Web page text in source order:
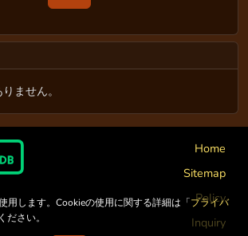
用します。Cookieの使用に関する詳細は「プライバ
ださい。
ません。
Home
Sitemap
Policy
Inquiry